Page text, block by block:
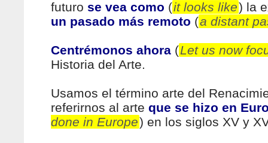
futuro se vea como (it looks like) la
un pasado más remoto (a distant
Centrémonos ahora (Let us now
Historia del Arte.
Usamos el término arte del
referirnos al arte que se hizo en
done in Europe) en los siglos XV y